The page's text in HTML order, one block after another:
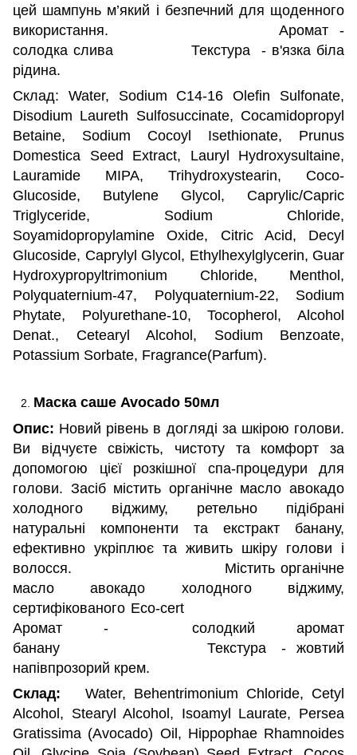
цей шампунь м’який і безпечний для щоденного
використання. Аромат -
солодка слива Текстура - в'язка біла
рідина.
Склад: Water, Sodium C14-16 Olefin Sulfonate,
Disodium Laureth Sulfosuccinate, Cocamidopropyl
Betaine, Sodium Cocoyl Isethionate, Prunus
Domestica Seed Extract, Lauryl Hydroxysultaine,
Lauramide MIPA, Trihydroxystearin, Coco-
Glucoside, Butylene Glycol, Caprylic/Capric
Triglyceride, Sodium Chloride,
Soyamidopropylamine Oxide, Citric Acid, Decyl
Glucoside, Caprylyl Glycol, Ethylhexylglycerin, Guar
Hydroxypropyltrimonium Chloride, Menthol,
Polyquaternium-47, Polyquaternium-22, Sodium
Phytate, Polyurethane-10, Tocopherol, Alcohol
Denat., Cetearyl Alcohol, Sodium Benzoate,
Potassium Sorbate, Fragrance(Parfum).
Маска саше Avocado 50мл
Опис: Новий рівень в догляді за шкірою голови.
Ви відчуєте свіжість, чистоту та комфорт за
допомогою цієї розкішної спа-процедури для
голови. Засіб містить органічне масло авокадо
холодного віджиму, ретельно підібрані
натуральні компоненти та екстракт банану,
ефективно укріплює та живить шкіру голови і
волосся. Містить органічне
масло авокадо холодного віджиму,
сертифікованого Eco-cert
Аромат - солодкий аромат
банану Текстура - жовтий
напівпрозорий крем.
Склад: Water, Behentrimonium Chloride, Cetyl
Alcohol, Stearyl Alcohol, Isoamyl Laurate, Persea
Gratissima (Avocado) Oil, Hippophae Rhamnoides